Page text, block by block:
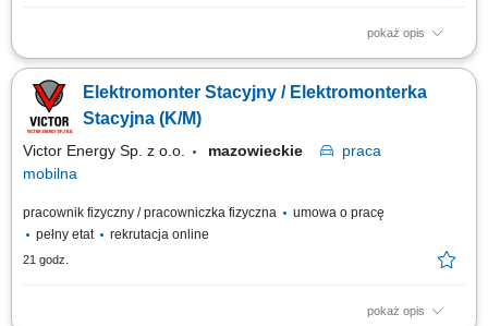
pokaż opis
Przeprowadzanie pomiarów instalacji i urządzeń elektroenergetycznych
zgodnie z przepisami; Bieżące lokalizowanie i usuwanie awarii
elektroenergetycznych; Naprawa oraz konserwacja urządzeń
elektroenergetycznych, w tym podległych pod UDT; Montaż nowych
instalacji elektroenergetycznych; Prace...
Elektromonter Stacyjny / Elektromonterka
Stacyjna (K/M)
Victor Energy Sp. z o.o. mazowieckie
praca
mobilna
pracownik fizyczny / pracowniczka fizyczna
umowa o pracę
pełny etat
rekrutacja online
21 godz.
pokaż opis